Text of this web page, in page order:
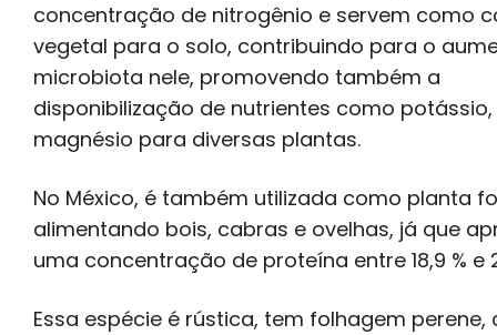
concentração de nitrogênio e servem como
vegetal para o solo, contribuindo para o
microbiota nele, promovendo também a
disponibilização de nutrientes como
magnésio para diversas plantas.
No México, é também utilizada como planta
alimentando bois, cabras e ovelhas, já que
uma concentração de proteína entre 18,9 % e
Essa espécie é rústica, tem folhagem perene,